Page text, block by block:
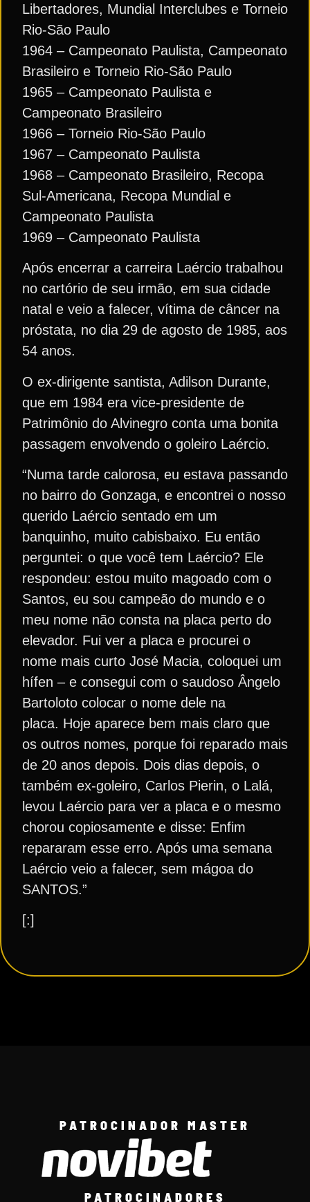
Libertadores, Mundial Interclubes e Torneio
Rio-São Paulo
1964 – Campeonato Paulista, Campeonato
Brasileiro e Torneio Rio-São Paulo
1965 – Campeonato Paulista e
Campeonato Brasileiro
1966 – Torneio Rio-São Paulo
1967 – Campeonato Paulista
1968 – Campeonato Brasileiro, Recopa
Sul-Americana, Recopa Mundial e
Campeonato Paulista
1969 – Campeonato Paulista
Após encerrar a carreira Laércio trabalhou
no cartório de seu irmão, em sua cidade
natal e veio a falecer, vítima de câncer na
próstata, no dia 29 de agosto de 1985, aos
54 anos.
O ex-dirigente santista, Adilson Durante,
que em 1984 era vice-presidente de
Patrimônio do Alvinegro conta uma bonita
passagem envolvendo o goleiro Laércio.
“Numa tarde calorosa, eu estava passando
no bairro do Gonzaga, e encontrei o nosso
querido Laércio sentado em um
banquinho, muito cabisbaixo. Eu então
perguntei: o que você tem Laércio? Ele
respondeu: estou muito magoado com o
Santos, eu sou campeão do mundo e o
meu nome não consta na placa perto do
elevador. Fui ver a placa e procurei o
nome mais curto José Macia, coloquei um
hífen – e consegui com o saudoso Ângelo
Bartoloto colocar o nome dele na
placa. Hoje aparece bem mais claro que
os outros nomes, porque foi reparado mais
de 20 anos depois. Dois dias depois, o
também ex-goleiro, Carlos Pierin, o Lalá,
levou Laércio para ver a placa e o mesmo
chorou copiosamente e disse: Enfim
repararam esse erro. Após uma semana
Laércio veio a falecer, sem mágoa do
SANTOS.”
[:]
PATROCINADOR MASTER
PATROCINADORES